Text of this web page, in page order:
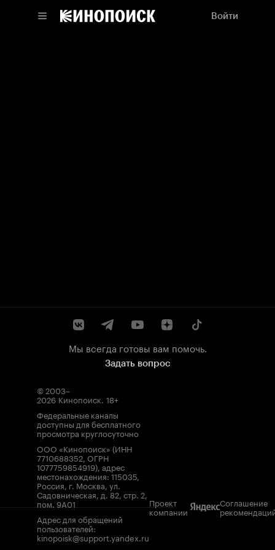
Войти
Мы всегда готовы вам помочь.
Задать вопрос
© 2003–
2026 Кинопоиск. 18+
Федеральные каналы
доступны для бесплатного
просмотра круглосуточно
ООО «Кинопоиск» (ИНН
7710688352, ОГРН
1077759854919), адрес
местонахождения: 115035,
Россия, г. Москва, ул.
Садовническая, д. 82, стр. 2,
пом. 9А01
Адрес для обращений
пользователей:
kinopoisk@support.yandex.ru
Проект
компании
Соглашение